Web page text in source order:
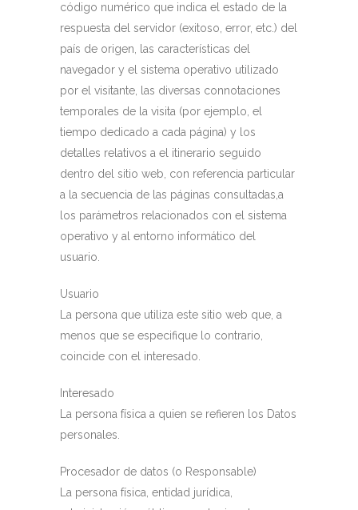
código numérico que indica el estado de la
respuesta del servidor (exitoso, error, etc.) del
país de origen, las características del
navegador y el sistema operativo utilizado
por el visitante, las diversas connotaciones
temporales de la visita (por ejemplo, el
tiempo dedicado a cada página) y los
detalles relativos a el itinerario seguido
dentro del sitio web, con referencia particular
a la secuencia de las páginas consultadas,a
los parámetros relacionados con el sistema
operativo y al entorno informático del
usuario.
Usuario
La persona que utiliza este sitio web que, a
menos que se especifique lo contrario,
coincide con el interesado.
Interesado
La persona física a quien se refieren los Datos
personales.
Procesador de datos (o Responsable)
La persona física, entidad jurídica,